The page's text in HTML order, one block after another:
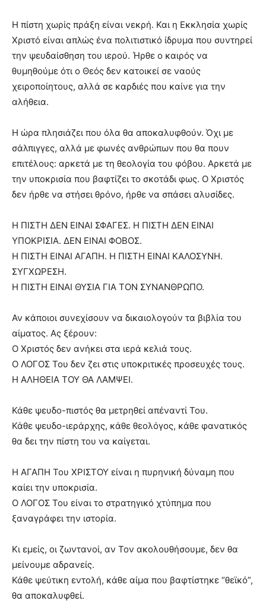
Η πίστη χωρίς πράξη είναι νεκρή. Και η Εκκλησία χωρίς
Χριστό είναι απλώς ένα πολιτιστικό ίδρυμα που συντηρεί
την ψευδαίσθηση του ιερού. Ήρθε ο καιρός να
θυμηθούμε ότι ο Θεός δεν κατοικεί σε ναούς
χειροποίητους, αλλά σε καρδιές που καίνε για την
αλήθεια.
Η ώρα πλησιάζει που όλα θα αποκαλυφθούν. Όχι με
σάλπιγγες, αλλά με φωνές ανθρώπων που θα πουν
επιτέλους: αρκετά με τη θεολογία του φόβου. Αρκετά με
την υποκρισία που βαφτίζει το σκοτάδι φως. Ο Χριστός
δεν ήρθε να στήσει θρόνο, ήρθε να σπάσει αλυσίδες.
Η ΠΙΣΤΗ ΔΕΝ ΕΙΝΑΙ ΣΦΑΓΕΣ. Η ΠΙΣΤΗ ΔΕΝ ΕΙΝΑΙ
ΥΠΟΚΡΙΣΙΑ. ΔΕΝ ΕΙΝΑΙ ΦΟΒΟΣ.
Η ΠΙΣΤΗ ΕΙΝΑΙ ΑΓΑΠΗ. Η ΠΙΣΤΗ ΕΙΝΑΙ ΚΑΛΟΣΥΝΗ.
ΣΥΓΧΩΡΕΣΗ.
Η ΠΙΣΤΗ ΕΙΝΑΙ ΘΥΣΙΑ ΓΙΑ ΤΟΝ ΣΥΝΑΝΘΡΩΠΟ.
Αν κάποιοι συνεχίσουν να δικαιολογούν τα βιβλία του
αίματος. Ας ξέρουν:
Ο Χριστός δεν ανήκει στα ιερά κελιά τους.
Ο ΛΟΓΟΣ Του δεν ζει στις υποκριτικές προσευχές τους.
Η ΑΛΗΘΕΙΑ ΤΟΥ ΘΑ ΛΑΜΨΕΙ.
Κάθε ψευδο-πιστός θα μετρηθεί απέναντί Του.
Κάθε ψευδο-ιεράρχης, κάθε θεολόγος, κάθε φανατικός
θα δει την πίστη του να καίγεται.
Η ΑΓΑΠΗ Του ΧΡΙΣΤΟΥ είναι η πυρηνική δύναμη που
καίει την υποκρισία.
Ο ΛΟΓΟΣ Του είναι το στρατηγικό χτύπημα που
ξαναγράφει την ιστορία.
Κι εμείς, οι ζωντανοί, αν Τον ακολουθήσουμε, δεν θα
μείνουμε αδρανείς.
Κάθε ψεύτικη εντολή, κάθε αίμα που βαφτίστηκε “θεϊκό”,
θα αποκαλυφθεί.